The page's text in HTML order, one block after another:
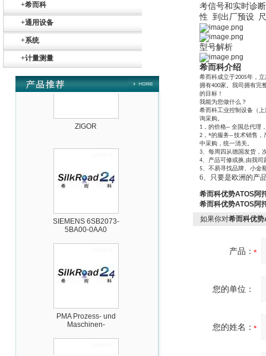
+希而科
+通用设备
+系统
+计量测量
ZIGOR
SIEMENS 6SB2073-
5BA00-0AA0
PMA Prozess- und
Maschinen-
Automation GmbH
考信号和实时诊
性 到出厂预设
型号解析
希而科介绍
希而科成立于2005年，立
拥有400家。我司拥有完
的目标！
我能为您做什么？
希而科工业控制设备（
询采购。
1 ，的价格-- 全国总代理
2 ，*的服务--技术销售，
中采购，统一清关。
3 、每周四从德国发货，
4 、产品可修或换,由我司
5 、不易寻找品牌、小金
6、只要是欧洲的产
希而科优势ATOS阿
希而科优势ATOS阿
如果你对希而科优势
产品：
您的单位：
您的姓名：